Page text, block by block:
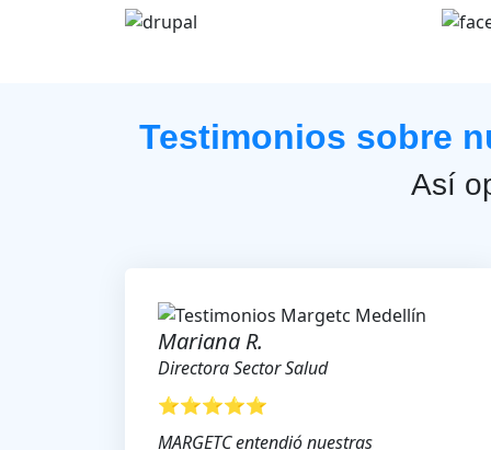
Testimonios sobre
Así
Mariana R.
Directora Sector Salud
⭐⭐⭐⭐⭐
MARGETC entendió nuestras